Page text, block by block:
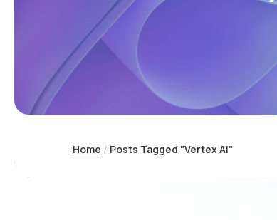
Home Posts Tagged "Vertex AI"